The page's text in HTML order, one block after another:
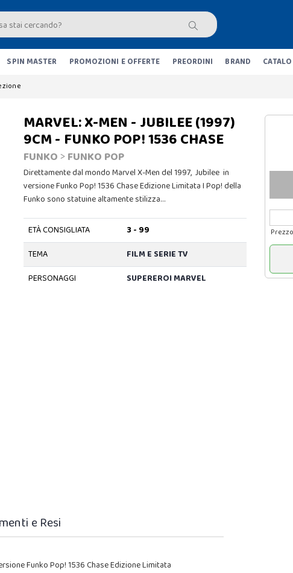
SPIN MASTER PROMOZIONI E OFFERTE PREORDINI BRAND
MARVEL: X-MEN - JUBILEE (1997)
9CM - FUNKO POP! 1536 CHASE
FUNKO> FUNKO POP
Direttamente dal mondo Marvel X-Men del 1997, Jubilee in
versione Funko Pop! 1536 Chase Edizione Limitata I Pop! della
Funko sono statuine altamente stilizza…
ETÀ CONSIGLIATA
3 - 99
TEMA
FILM E SERIE TV
PERSONAGGI
SUPEREROI MARVEL
e Resi
Funko Pop! 1536 Chase Edizione Limitata